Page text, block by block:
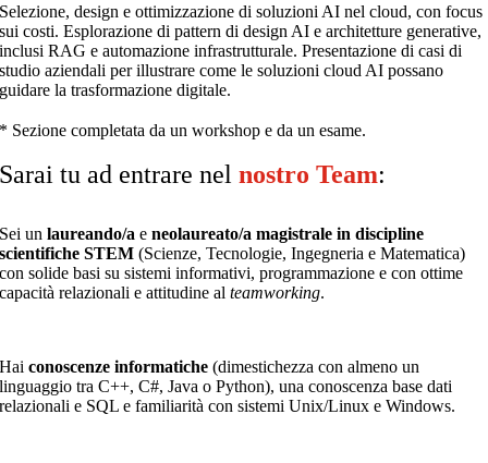
Selezione, design e ottimizzazione di soluzioni AI nel cloud, con focus
sui costi. Esplorazione di pattern di design AI e architetture generative,
inclusi RAG e automazione infrastrutturale. Presentazione di casi di
studio aziendali per illustrare come le soluzioni cloud AI possano
guidare la trasformazione digitale.
* Sezione completata da un workshop e da un esame.
Sarai tu ad entrare nelnostro Team:
Sei unlaureando/a eneolaureato/a magistrale in discipline
scientifiche STEM (Scienze, Tecnologie, Ingegneria e Matematica)
con solide basi su sistemi informativi, programmazione e con ottime
capacità relazionali e attitudine alteamworking.
Haiconoscenze informatiche (dimestichezza con almeno un
linguaggio tra C++, C#, Java o Python),unaconoscenza base dati
relazionali e SQL e familiarità con sistemi Unix/Linux e Windows.